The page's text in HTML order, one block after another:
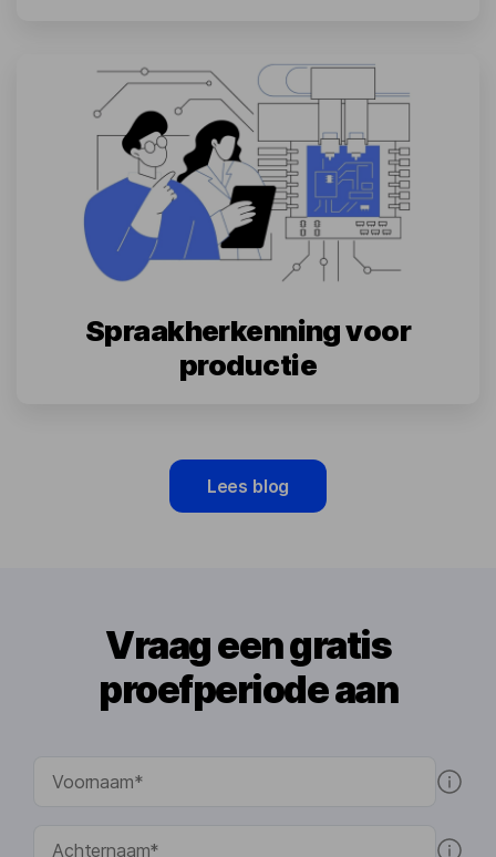
Spraakherkenning voor
productie
Lees blog
Vraag een gratis
proefperiode aan